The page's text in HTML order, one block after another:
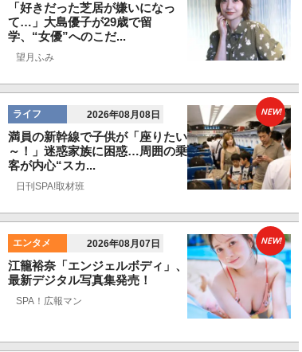
「好きだった芝居が嫌いになっ
て…」大島優子が29歳で留
学、“女優”へのこだ...
望月ふみ
ライフ 2026年08月08日
満員の新幹線で子供が「座りたい
～！」迷惑家族に困惑…周囲の乗
客が内心“スカ...
日刊SPA!取材班
NEW!
エンタメ 2026年08月07日
江籠裕奈「エンジェルボディ」、
最新デジタル写真集発売！
SPA！広報マン
NEW!